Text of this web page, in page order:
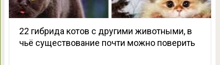
22 гибрида котов с другими животными, в
чьё существование почти можно поверить